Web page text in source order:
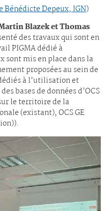
Depeux, IGN)
Blazek et Thomas
des travaux qui sont en
PIGMA dédié à
sont mis en place dans la
proposées au sein de
à l’utilisation et
bases de données d’OCS
le territoire de la
(existant), OCS GE